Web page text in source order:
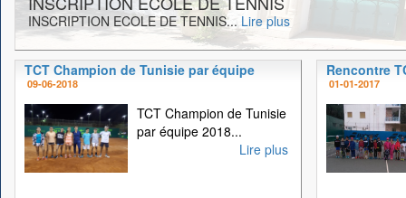
INSCRIPTION ECOLE DE TENNIS... Lire plus
TCT Champion de Tunisie par équipe
09-06-2018
TCT Champion de Tunisie
par équipe 2018...
Lire plus
Rencontre
01-01-2017